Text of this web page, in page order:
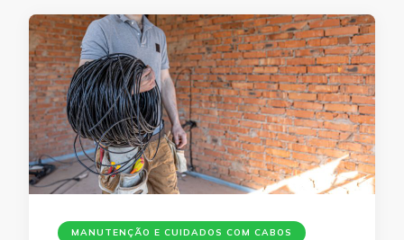
MANUTENÇÃO E CUIDADOS COM CABOS